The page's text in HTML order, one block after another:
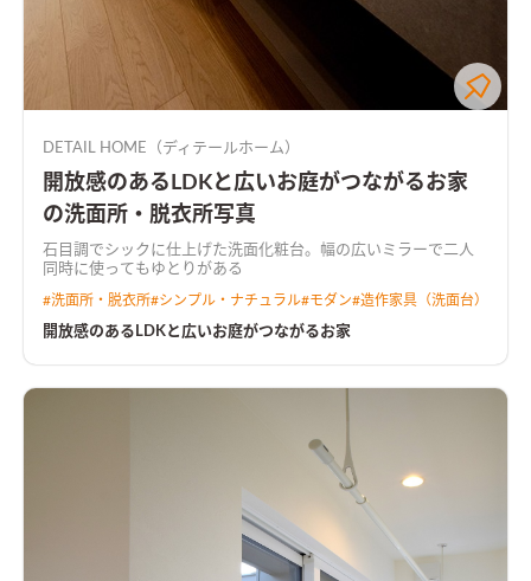
DETAIL HOME（ディテールホーム）
開放感のあるLDKと広いお庭がつながるお家
の洗面所・脱衣所写真
石目調でシックに仕上げた洗面化粧台。幅の広いミラーで二人
同時に使ってもゆとりがある
#洗面所・脱衣所#シンプル・ナチュラル#モダン#造作家具（洗面台）
開放感のあるLDKと広いお庭がつながるお家